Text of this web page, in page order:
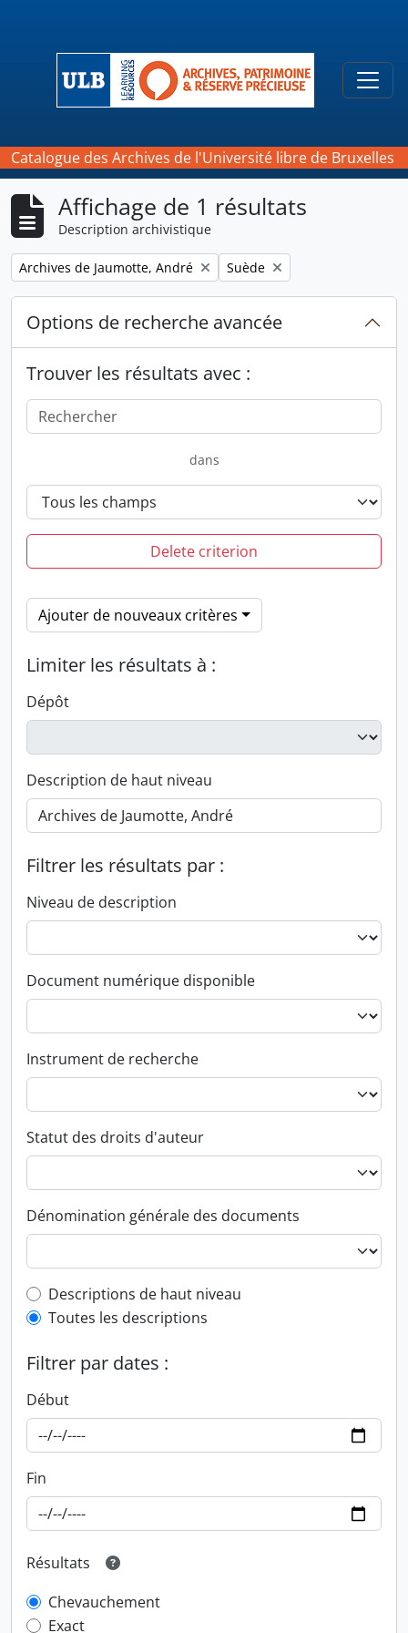
Catalogue des Archives de l'Université libre de Bruxelles
Affichage de 1 résultats
Description archivistique
Remove filter:
Archives de Jaumotte, André Remove filter:
Suède
Options de recherche avancée
Trouver les résultats avec :
dans
Delete criterion
Ajouter de nouveaux critères
Limiter les résultats à :
Dépôt
Description de haut niveau
Filtrer les résultats par :
Niveau de description
Document numérique disponible
Instrument de recherche
Statut des droits d'auteur
Dénomination générale des documents
Top-level description filter
Descriptions de haut niveau
Toutes les descriptions
Filtrer par dates :
Début
Fin
Résultats
Chevauchement
Exact